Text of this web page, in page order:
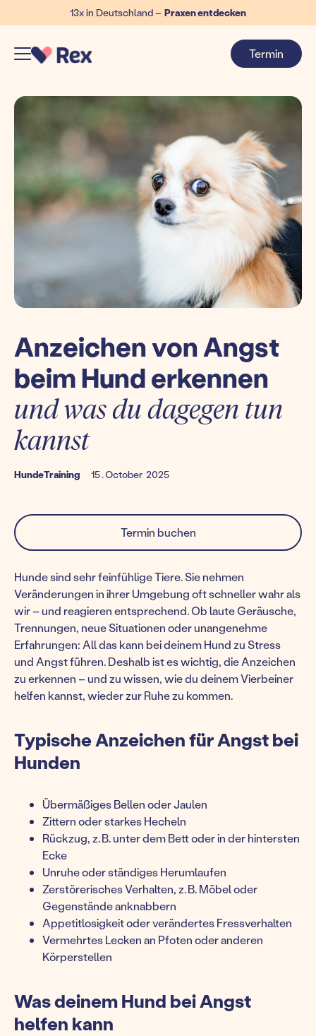
13x in Deutschland – Praxen entdecken
Termin
Anzeichen von Angst
beim Hund erkennen
und was du dagegen tun
kannst
HundeTraining 15.October 2025
Termin buchen
Hunde sind sehr feinfühlige Tiere. Sie nehmen
Veränderungen in ihrer Umgebung oft schneller wahr als
wir – und reagieren entsprechend. Ob laute Geräusche,
Trennungen, neue Situationen oder unangenehme
Erfahrungen: All das kann bei deinem Hund zu Stress
und Angst führen. Deshalb ist es wichtig, die Anzeichen
zu erkennen – und zu wissen, wie du deinem Vierbeiner
helfen kannst, wieder zur Ruhe zu kommen.
Typische Anzeichen für Angst bei
Hunden
Übermäßiges Bellen oder Jaulen
Zittern oder starkes Hecheln
Rückzug, z. B. unter dem Bett oder in der hintersten
Ecke
Unruhe oder ständiges Herumlaufen
Zerstörerisches Verhalten, z. B. Möbel oder
Gegenstände anknabbern
Appetitlosigkeit oder verändertes Fressverhalten
Vermehrtes Lecken an Pfoten oder anderen
Körperstellen
Was deinem Hund bei Angst
helfen kann